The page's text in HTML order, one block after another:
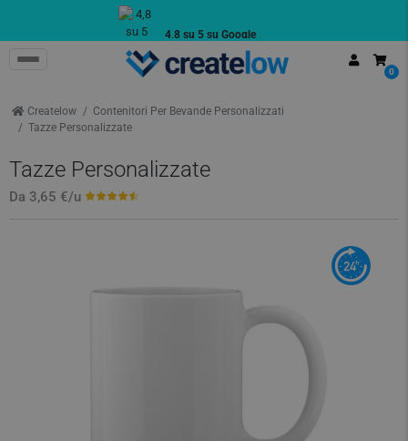
4,8 su 5 su Google
0
Createlow
Contenitori Per Bevande Personalizzati
Tazze Personalizzate
Tazze Personalizzate
Da 3,65 €/u